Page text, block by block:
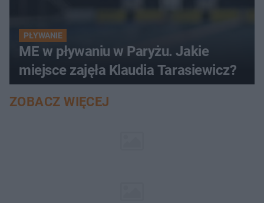
PŁYWANIE
ME w pływaniu w Paryżu. Jakie
miejsce zajęła Klaudia Tarasiewicz?
ZOBACZ WIĘCEJ